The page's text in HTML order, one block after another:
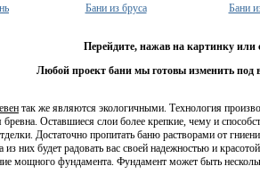
Бани из бруса Бани
Перейдите, нажав на картинку или
Любой проект бани мы готовы изменить под
так же являются экологичными. Технология
бревна. Оставшиеся слои более крепкие, чему и
Достаточно пропитать баню растворами от
из них будет радовать вас своей надежностью и
мощного фундамента. Фундамент может быть